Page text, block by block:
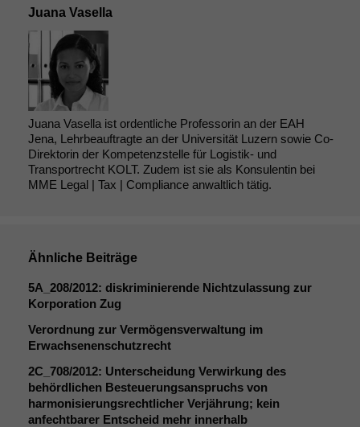
Juana Vasella
Juana Vasella ist ordentliche Professorin an der EAH
Jena, Lehrbeauftragte an der Universität Luzern sowie Co-
Direktorin der Kompetenzstelle für Logistik- und
Transportrecht KOLT. Zudem ist sie als Konsulentin bei
MME Legal | Tax | Compliance anwaltlich tätig.
Ähnliche Beiträge
5A_208/2012: diskriminierende Nichtzulassung zur
Korporation Zug
Verordnung zur Vermögensverwaltung im
Erwachsenenschutzrecht
2C_708/2012: Unterscheidung Verwirkung des
behördlichen Besteuerungsanspruchs von
harmonisierungsrechtlicher Verjährung; kein
anfechtbarer Entscheid mehr innerhalb